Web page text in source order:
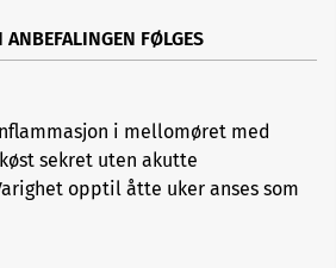
FØLGES
i mellomøret med
sekret uten akutte
opptil åtte uker anses som